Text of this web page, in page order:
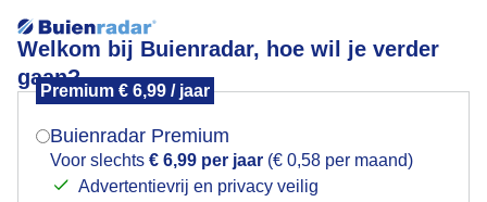
Welkom bij Buienradar, hoe wil je verder
gaan?
Premium € 6,99 / jaar
Buienradar Premium
Voor slechts € 6,99 per jaar (€ 0,58 per maand)
Advertentievrij en privacy veilig
5 bft GENIETEN IN DE BRANDING (Katwijk aan Zee)
Mogen we je locatie gebruiken voor het